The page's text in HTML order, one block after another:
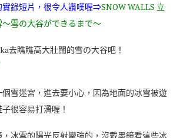
實錄短片，很令人讚嘆喔⇒SNOW WALLS 立
雪の大谷ができるまで～
去瞧瞧高大壯闊的雪の大谷吧！
雪迷宮，進去要小心，因為地面的冰雪被遊
很容易打滑喔！
冰雪的陽光反射蠻強的，沒戴墨鏡看這些冰